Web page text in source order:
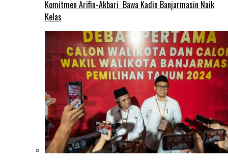
Komitmen Arifin-Akbari Bawa Kadin Banjarmasin Naik
Kelas